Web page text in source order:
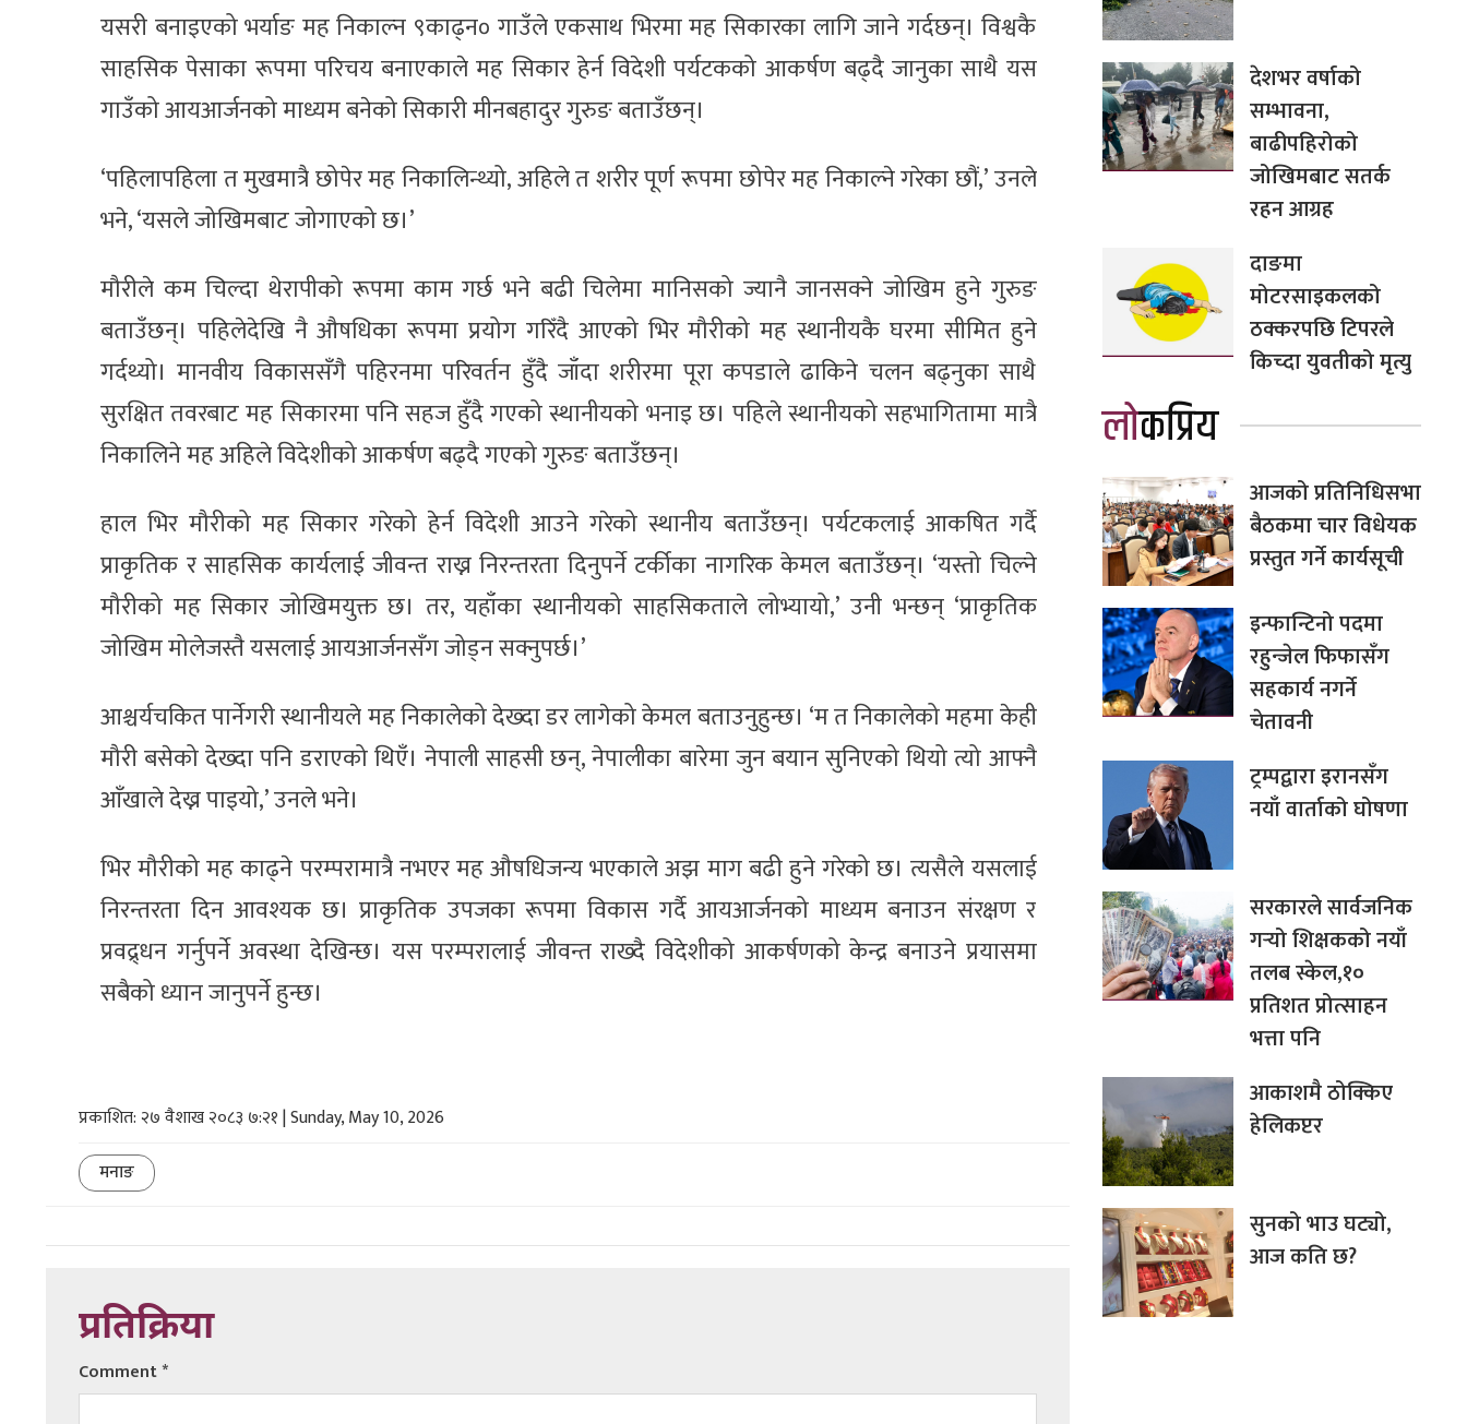
यसरी बनाइएको भर्याङ मह निकाल्न ९काढ्न० गाउँले एकसाथ भिरमा मह सिकारका लागि जाने गर्दछन्। विश्वकै
साहसिक पेसाका रूपमा परिचय बनाएकाले मह सिकार हेर्न विदेशी पर्यटकको आकर्षण बढ्दै जानुका साथै यस
गाउँको आयआर्जनको माध्यम बनेको सिकारी मीनबहादुर गुरुङ बताउँछन्।
‘पहिलापहिला त मुखमात्रै छोपेर मह निकालिन्थ्यो, अहिले त शरीर पूर्ण रूपमा छोपेर मह निकाल्ने गरेका छौं,’ उनले
भने, ‘यसले जोखिमबाट जोगाएको छ।’
मौरीले कम चिल्दा थेरापीको रूपमा काम गर्छ भने बढी चिलेमा मानिसको ज्यानै जानसक्ने जोखिम हुने गुरुङ
बताउँछन्। पहिलेदेखि नै औषधिका रूपमा प्रयोग गरिँदै आएको भिर मौरीको मह स्थानीयकै घरमा सीमित हुने
गर्दथ्यो। मानवीय विकाससँगै पहिरनमा परिवर्तन हुँदै जाँदा शरीरमा पूरा कपडाले ढाकिने चलन बढ्नुका साथै
सुरक्षित तवरबाट मह सिकारमा पनि सहज हुँदै गएको स्थानीयको भनाइ छ। पहिले स्थानीयको सहभागितामा मात्रै
निकालिने मह अहिले विदेशीको आकर्षण बढ्दै गएको गुरुङ बताउँछन्।
हाल भिर मौरीको मह सिकार गरेको हेर्न विदेशी आउने गरेको स्थानीय बताउँछन्। पर्यटकलाई आकषित गर्दै
प्राकृतिक र साहसिक कार्यलाई जीवन्त राख्न निरन्तरता दिनुपर्ने टर्कीका नागरिक केमल बताउँछन्। ‘यस्तो चिल्ने
मौरीको मह सिकार जोखिमयुक्त छ। तर, यहाँका स्थानीयको साहसिकताले लोभ्यायो,’ उनी भन्छन् ‘प्राकृतिक
जोखिम मोलेजस्तै यसलाई आयआर्जनसँग जोड्न सक्नुपर्छ।’
आश्चर्यचकित पार्नेगरी स्थानीयले मह निकालेको देख्दा डर लागेको केमल बताउनुहुन्छ। ‘म त निकालेको महमा केही
मौरी बसेको देख्दा पनि डराएको थिएँ। नेपाली साहसी छन्, नेपालीका बारेमा जुन बयान सुनिएको थियो त्यो आफ्नै
आँखाले देख्न पाइयो,’ उनले भने।
भिर मौरीको मह काढ्ने परम्परामात्रै नभएर मह औषधिजन्य भएकाले अझ माग बढी हुने गरेको छ। त्यसैले यसलाई
निरन्तरता दिन आवश्यक छ। प्राकृतिक उपजका रूपमा विकास गर्दै आयआर्जनको माध्यम बनाउन संरक्षण र
प्रवद्र्धन गर्नुपर्ने अवस्था देखिन्छ। यस परम्परालाई जीवन्त राख्दै विदेशीको आकर्षणको केन्द्र बनाउने प्रयासमा
सबैको ध्यान जानुपर्ने हुन्छ।
प्रकाशित: २७ वैशाख २०८३ ७:२१ | Sunday, May 10, 2026
मनाङ
प्रतिक्रिया
Comment*
देशभर वर्षाको
सम्भावना,
बाढीपहिरोको
जोखिमबाट सतर्क
रहन आग्रह
दाङमा
मोटरसाइकलको
ठक्करपछि टिपरले
किच्दा युवतीको मृत्यु
लोकप्रिय
आजको प्रतिनिधिसभा
बैठकमा चार विधेयक
प्रस्तुत गर्ने कार्यसूची
इन्फान्टिनो पदमा
रहुन्जेल फिफासँग
सहकार्य नगर्ने
चेतावनी
ट्रम्पद्वारा इरानसँग
नयाँ वार्ताको घोषणा
सरकारले सार्वजनिक
गर्‍यो शिक्षकको नयाँ
तलब स्केल,१०
प्रतिशत प्रोत्साहन
भत्ता पनि
आकाशमै ठोक्किए
हेलिकप्टर
सुनको भाउ घट्यो,
आज कति छ?